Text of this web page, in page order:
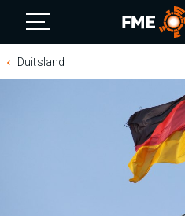
FME Logo,
Duitsland